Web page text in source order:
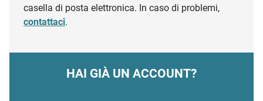
casella di posta elettronica. In caso di problemi,
contattaci.
HAI GIÀ UN ACCOUNT?